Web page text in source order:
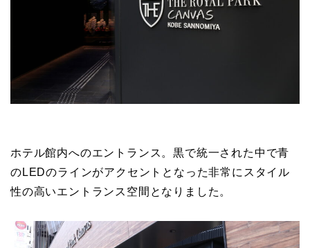
ホテル館内へのエントランス。黒で統一された中で青
のLEDのラインがアクセントとなった非常にスタイル
性の高いエントランス空間となりました。